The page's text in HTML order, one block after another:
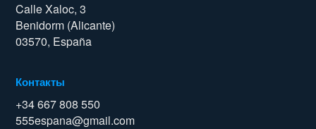
Calle Xaloc, 3
Benidorm (Alicante)
03570, España
Контакты
+34 667 808 550
555espana@gmail.com